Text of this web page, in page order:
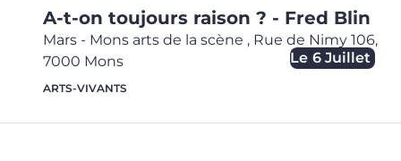
A-t-on toujours raison ? - Fred Blin
Le 6 Juillet
Mars - Mons arts de la scène , Rue de Nimy 106,
7000 Mons
ARTS-VIVANTS